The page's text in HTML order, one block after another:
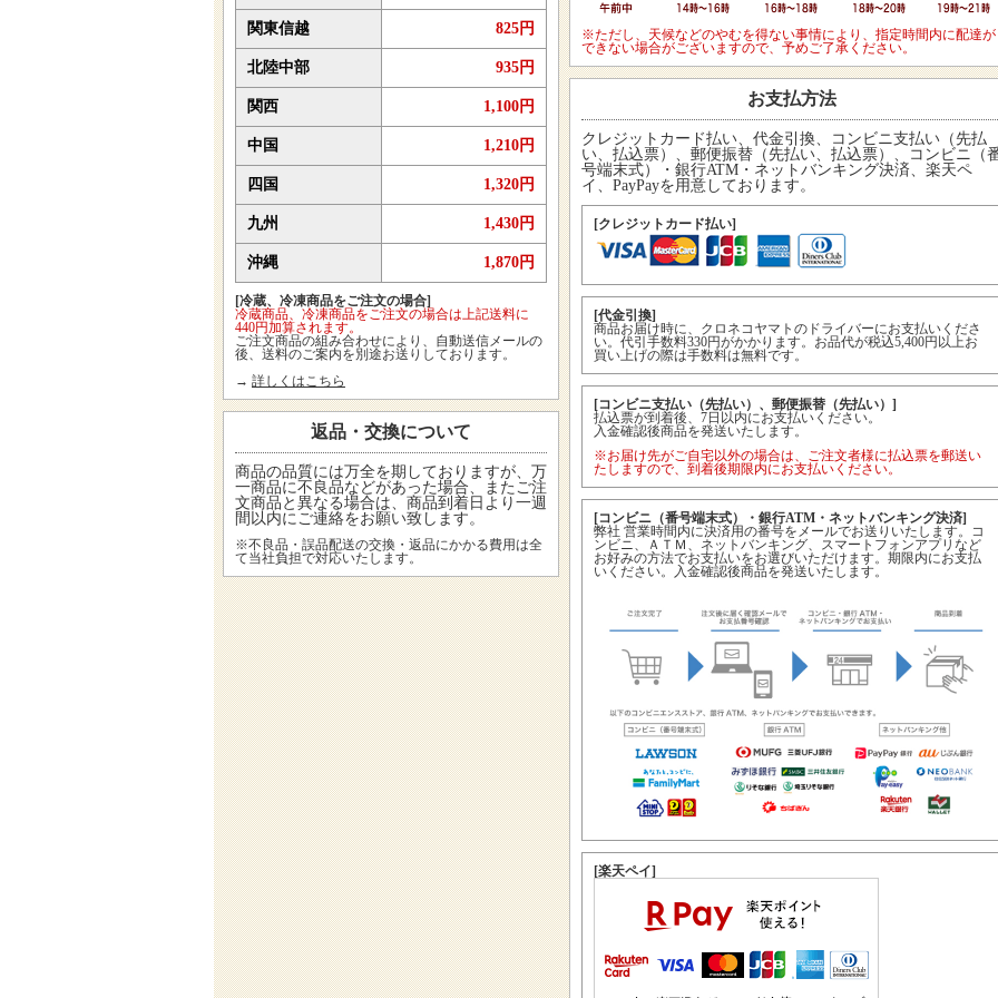
関東信越 825円
北陸中部 935円
関西 1,100円
中国 1,210円
四国 1,320円
九州 1,430円
沖縄 1,870円
[冷蔵、冷凍商品をご注文の場合]
冷蔵商品、冷凍商品をご注文の場合は上記送料に
440円加算されます。
ご注文商品の組み合わせにより、自動送信メールの
後、送料のご案内を別途お送りしております。
→ 詳しくはこちら
返品・交換について
商品の品質には万全を期しておりますが、万
一商品に不良品などがあった場合、またご注
文商品と異なる場合は、商品到着日より一週
間以内にご連絡をお願い致します。
※不良品・誤品配送の交換・返品にかかる費用は全
て当社負担で対応いたします。
※ただし、天候などのやむを得ない事情により、指定時間内に配達が
できない場合がございますので、予めご了承ください。
お支払方法
クレジットカード払い、代金引換、コンビニ支払い（先払
い、払込票）、郵便振替（先払い、払込票）、コンビニ（
号端末式）・銀行ATM・ネットバンキング決済、楽天ペ
イ、PayPayを用意しております。
[クレジットカード払い]
[代金引換]
商品お届け時に、クロネコヤマトのドライバーにお支払いくださ
い。代引手数料330円がかかります。お品代が税込5,400円以上お
買い上げの際は手数料は無料です。
[コンビニ支払い（先払い）、郵便振替（先払い）]
払込票が到着後、7日以内にお支払いください。
入金確認後商品を発送いたします。
※お届け先がご自宅以外の場合は、ご注文者様に払込票を郵送い
たしますので、到着後期限内にお支払いください。
[コンビニ（番号端末式）・銀行ATM・ネットバンキング決済]
弊社 営業時間内に決済用の番号をメールでお送りいたします。コ
ンビニ、ＡＴＭ、ネットバンキング、スマートフォンアプリなど
お好みの方法でお支払いをお選びいただけます。期限内にお支払
いください。入金確認後商品を発送いたします。
[楽天ペイ]